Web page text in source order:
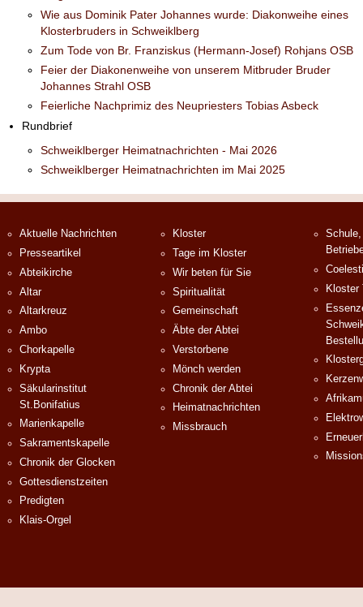
Wie aus Dominik Pater Johannes wurde: Diakonweihe eines
Klosterbruders in Schweiklberg
Zum Tode von Br. Franziskus (Hermann-Josef) Rohjans OSB
Feier der Diakonenweihe von unserem Mitbruder Bruder
Johannes Strahl OSB
Feierliche Nachprimiz des Neupriesters Tobias Asbeck
Rundbrief
Schweiklberger Heimatnachrichten - Mai 2026
Schweiklberger Heimatnachrichten im Mai 2025
Aktuelle Nachrichten
Presseartikel
Abteikirche
Altar
Altarkreuz
Ambo
Chorkapelle
Krypta
Säkularinstitut
St.Bonifatius
Marienkapelle
Sakramentskapelle
Chronik der Glocken
Gottesdienstzeiten
Predigten
Klais-Orgel
Kloster
Tage im Kloster
Wir beten für Sie
Spiritualität
Gemeinschaft
Äbte der Abtei
Verstorbene
Mönch werden
Chronik der Abtei
Heimatnachrichten
Missbrauch
Kloster